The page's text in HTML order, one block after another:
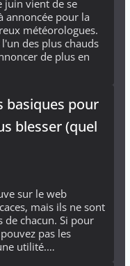
juin vient de se
annoncée pour la
météorologues.
des plus chauds
de plus en
basiques pour
blesser (quel
sur le web
mais ils ne sont
de chacun. Si pour
pas les
utilité.…